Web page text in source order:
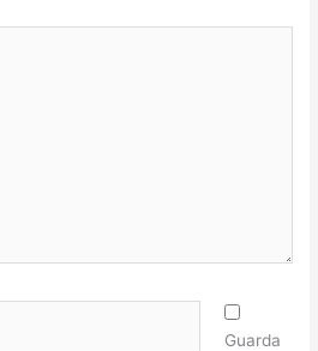
Guarda